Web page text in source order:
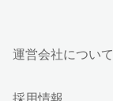
運営会社について